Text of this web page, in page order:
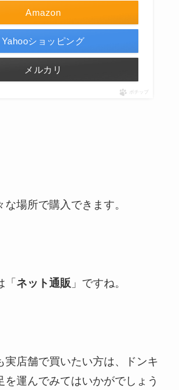
Amazon
Yahooショッピング
メルカリ
ポチップ
場所で購入できます。
「 ネット通販 」ですね。
実店舗で買いたい方は、ドンキ
を運んでみてはいかがでしょう